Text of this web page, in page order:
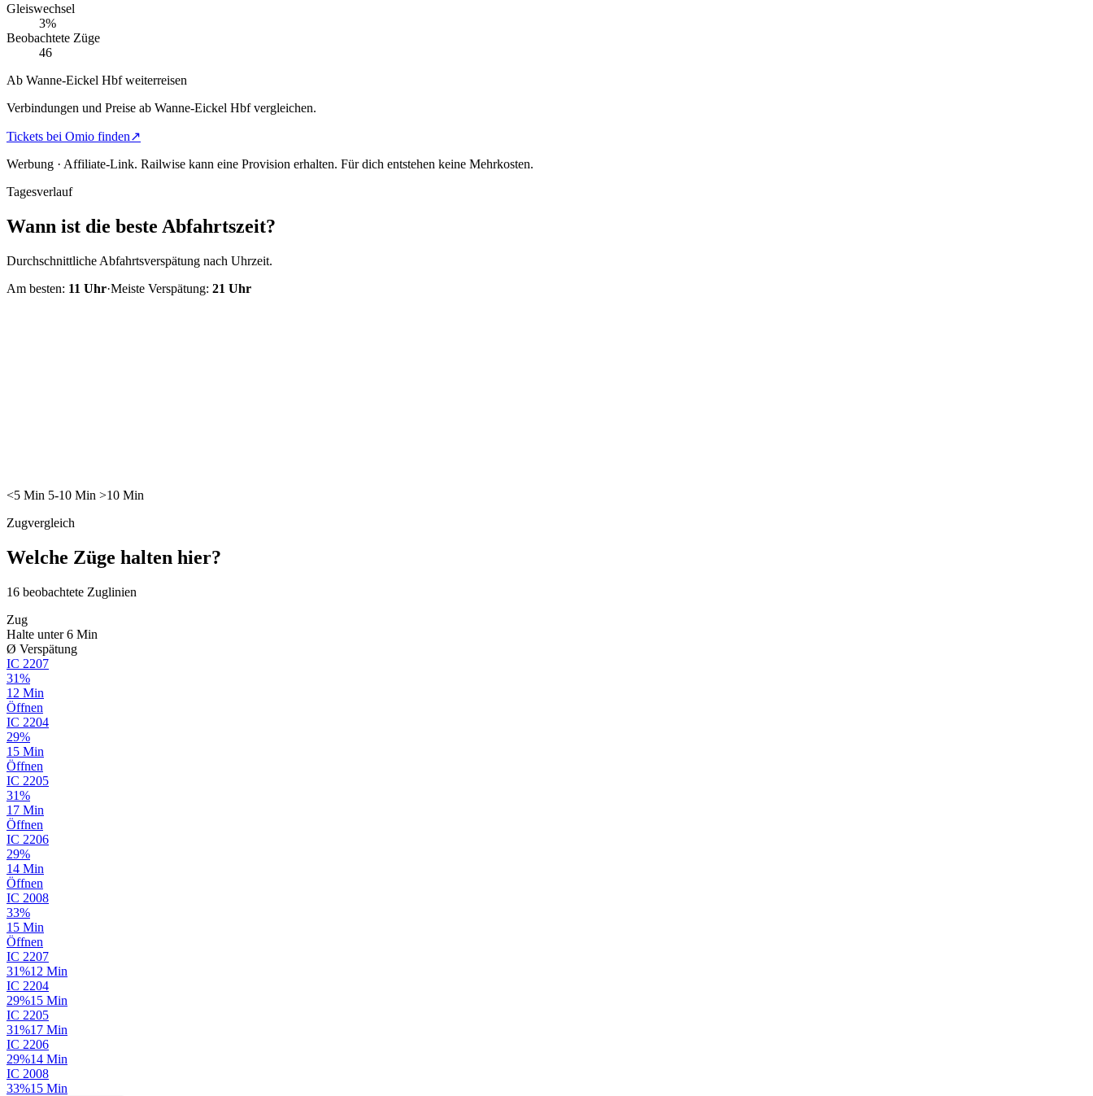
Gleiswechsel
3%
Beobachtete Züge
46
Ab Wanne-Eickel Hbf weiterreisen
Verbindungen und Preise ab Wanne-Eickel Hbf vergleichen.
Tickets bei Omio finden↗
Werbung · Affiliate-Link. Railwise kann eine Provision erhalten. Für dich entstehen keine Mehrkosten.
Tagesverlauf
Wann ist die beste Abfahrtszeit?
Durchschnittliche Abfahrtsverspätung nach Uhrzeit.
Am besten: 11 Uhr·Meiste Verspätung: 21 Uhr
<5 Min 5-10 Min >10 Min
Zugvergleich
Welche Züge halten hier?
16 beobachtete Zuglinien
Zug
Halte unter 6 Min
Ø Verspätung
IC 2207
31%
12 Min
Öffnen
IC 2204
29%
15 Min
Öffnen
IC 2205
31%
17 Min
Öffnen
IC 2206
29%
14 Min
Öffnen
IC 2008
33%
15 Min
Öffnen
IC 2207
31%12 Min
IC 2204
29%15 Min
IC 2205
31%17 Min
IC 2206
29%14 Min
IC 2008
33%15 Min